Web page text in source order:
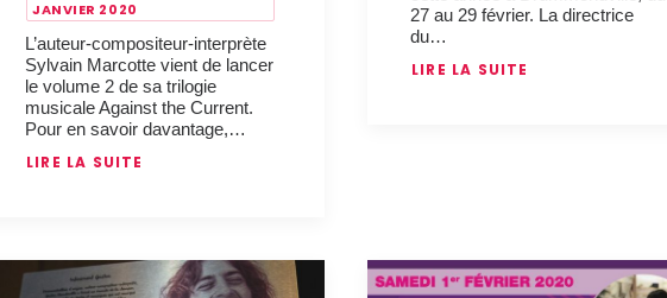
JANVIER 2020
L’auteur-compositeur-interprète
Sylvain Marcotte vient de lancer
le volume 2 de sa trilogie
musicale Against the Current.
Pour en savoir davantage,…
LIRE LA SUITE
27 au 29 février. La directrice
du…
LIRE LA SUITE